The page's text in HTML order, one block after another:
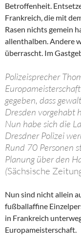
Betroffenheit.
Frankreich, die mit
Rasen nichts gemein
allenthalben. Andere
überrascht. Im
Polizeisprecher
gegeben, dass
Dresden vorgehabt
Nun habe sich die
Dresdner Polizei
Rund 70 Personen
Planung über den
(Sächsische
Nun sind nicht allein
fußballaffine
in Frankreich
Europameisterschaft.